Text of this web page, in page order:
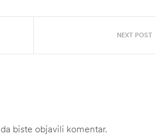
NEXT POST
da biste objavili komentar.